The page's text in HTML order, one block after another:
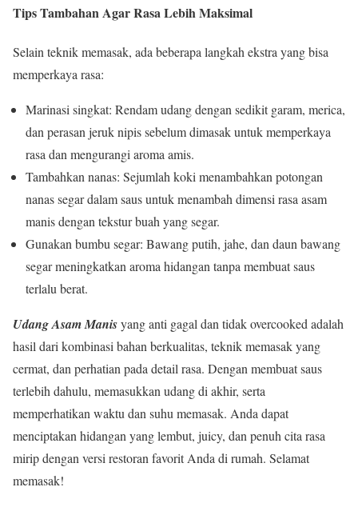
Tips Tambahan Agar Rasa Lebih Maksimal
Selain teknik memasak, ada beberapa langkah ekstra yang bisa
memperkaya rasa:
Marinasi singkat: Rendam udang dengan sedikit garam, merica,
dan perasan jeruk nipis sebelum dimasak untuk memperkaya
rasa dan mengurangi aroma amis.
Tambahkan nanas: Sejumlah koki menambahkan potongan
nanas segar dalam saus untuk menambah dimensi rasa asam
manis dengan tekstur buah yang segar.
Gunakan bumbu segar: Bawang putih, jahe, dan daun bawang
segar meningkatkan aroma hidangan tanpa membuat saus
terlalu berat.
Udang Asam Manisyang anti gagal dan tidak overcooked adalah
hasil dari kombinasi bahan berkualitas, teknik memasak yang
cermat, dan perhatian pada detail rasa. Dengan membuat saus
terlebih dahulu, memasukkan udang di akhir, serta
memperhatikan waktu dan suhu memasak. Anda dapat
menciptakan hidangan yang lembut, juicy, dan penuh cita rasa
mirip dengan versi restoran favorit Anda di rumah. Selamat
memasak!